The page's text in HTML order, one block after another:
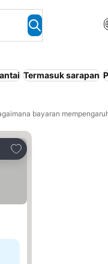
Termasuk sarapan
bayaran
Tambah ke favorit